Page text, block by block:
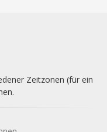
Zeitzonen (für ein